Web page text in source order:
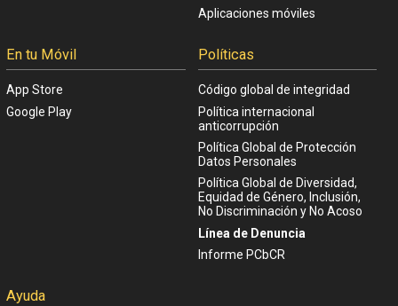
Aplicaciones móviles
En tu Móvil
App Store
Google Play
Políticas
Código global de integridad
Política internacional
anticorrupción
Política Global de Protección
Datos Personales
Política Global de Diversidad,
Equidad de Género, Inclusión,
No Discriminación y No Acoso
Línea de Denuncia
Informe PCbCR
Ayuda